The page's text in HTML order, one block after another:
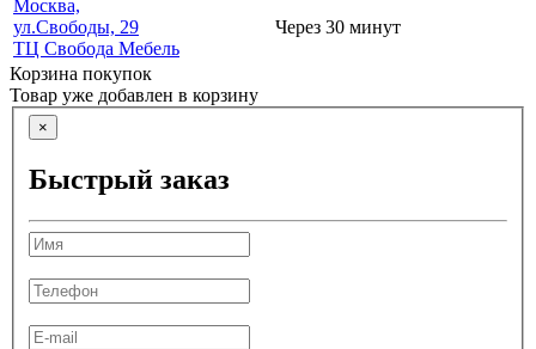
Москва,
ул.Свободы, 29
ТЦ Свобода Мебель
Через 30 минут
Корзина покупок
Товар уже добавлен в корзину
×
Быстрый заказ